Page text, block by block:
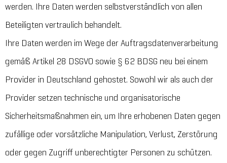
werden. Ihre Daten werden selbstverständlich von allen
Beteiligten vertraulich behandelt.
Ihre Daten werden im Wege der Auftragsdatenverarbeitung
gemäß Artikel 28 DSGVO sowie § 62 BDSG neu bei einem
Provider in Deutschland gehostet. Sowohl wir als auch der
Provider setzen technische und organisatorische
Sicherheitsmaßnahmen ein, um Ihre erhobenen Daten gegen
zufällige oder vorsätzliche Manipulation, Verlust, Zerstörung
oder gegen Zugriff unberechtigter Personen zu schützen.